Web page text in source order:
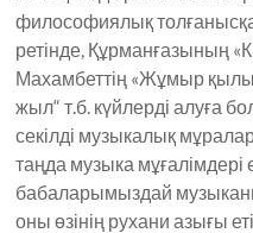
философиялық
ретінде, Құрманғазының
Махамбеттің «Жұмыр
жыл“ т.б. күйлерді алуға
секілді музыкалық
таңда музыка мұғалімдері
бабаларымыздай
оны өзінің рухани азығы